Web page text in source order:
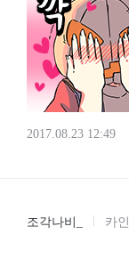
2017.08.23 12:49
조각나비_ 카인